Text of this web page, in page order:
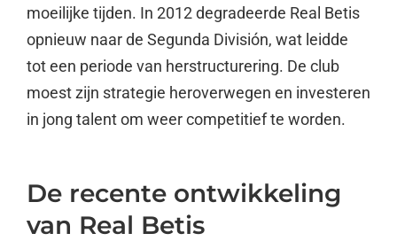
moeilijke tijden. In 2012 degradeerde Real Betis
opnieuw naar de Segunda División, wat leidde
tot een periode van herstructurering. De club
moest zijn strategie heroverwegen en investeren
in jong talent om weer competitief te worden.
De recente ontwikkeling
van Real Betis